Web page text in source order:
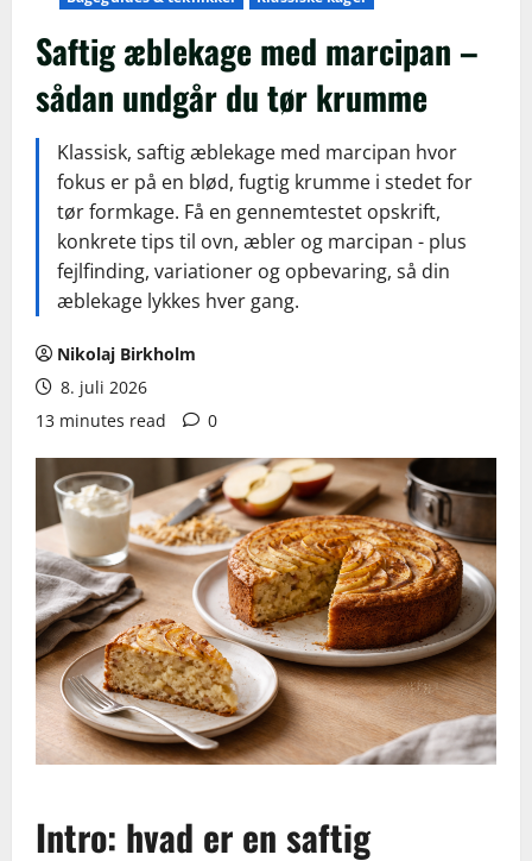
Saftig æblekage med marcipan –
sådan undgår du tør krumme
Klassisk, saftig æblekage med marcipan hvor
fokus er på en blød, fugtig krumme i stedet for
tør formkage. Få en gennemtestet opskrift,
konkrete tips til ovn, æbler og marcipan - plus
fejlfinding, variationer og opbevaring, så din
æblekage lykkes hver gang.
Nikolaj Birkholm
8. juli 2026
13 minutes read
0
Intro: hvad er en saftig